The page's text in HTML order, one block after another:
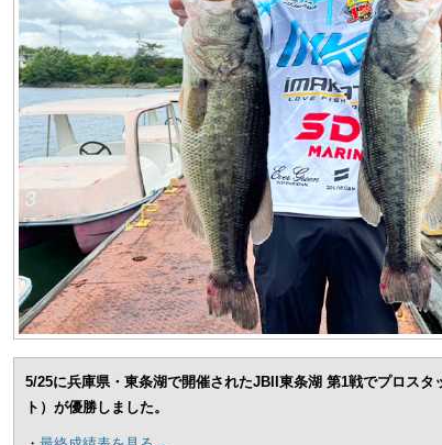
5/25に兵庫県・東条湖で開催されたJBII東条湖 第1戦でプロスタ
ト）が優勝しました。